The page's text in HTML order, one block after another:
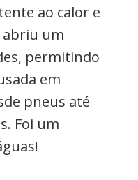
ao calor e
abriu um
permitindo
em
pneus até
Foi um